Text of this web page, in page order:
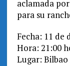
aclamada
para su
Fecha: 11 de
Hora: 21:00
Lugar: